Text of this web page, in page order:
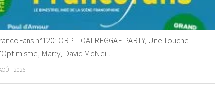
n°120 : ORP – OAI REGGAE PARTY, Une Touche
Marty, David McNeil…
2026